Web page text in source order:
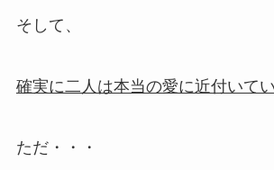
そして、
確実に二人は本当の愛に近付いて
ただ・・・